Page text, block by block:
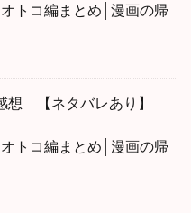
トコ編まとめ│漫画の帰
想 【ネタバレあり】
トコ編まとめ│漫画の帰